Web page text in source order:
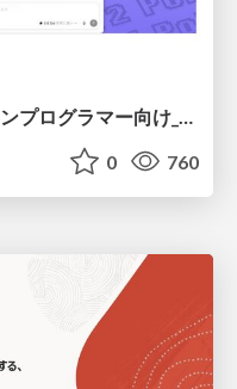
0 760